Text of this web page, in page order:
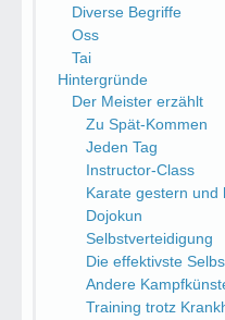
Diverse Begriffe
Oss
Tai
Hintergründe
Der Meister erzählt
Zu Spät-Kommen
Jeden Tag
Instructor-Class
Karate gestern und
Dojokun
Selbstverteidigung
Die effektivste
Andere
Training trotz